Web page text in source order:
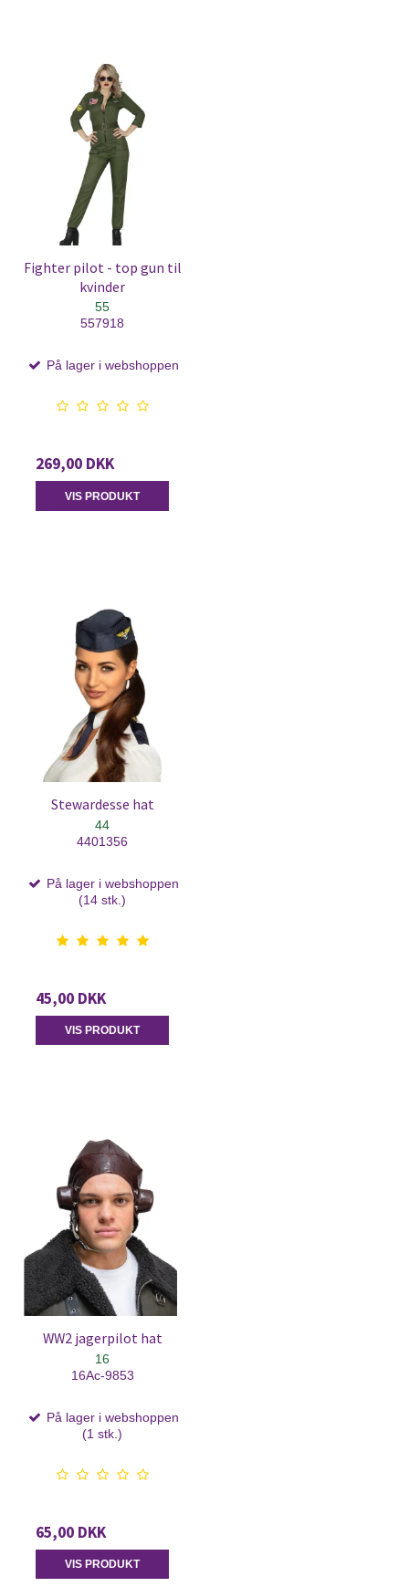
Fighter pilot - top gun til
kvinder
55
557918
På lager i webshoppen
269,00 DKK
VIS PRODUKT
Stewardesse hat
44
4401356
På lager i webshoppen
(14 stk.)
45,00 DKK
VIS PRODUKT
WW2 jagerpilot hat
16
16Ac-9853
På lager i webshoppen
(1 stk.)
65,00 DKK
VIS PRODUKT